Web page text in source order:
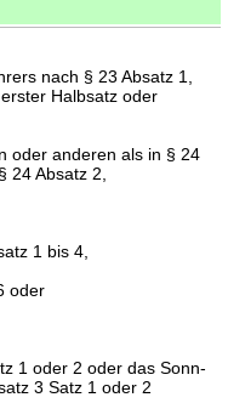
nach § 23 Absatz 1,
Halbsatz oder
oder anderen als in § 24
24 Absatz 2,
1 bis 4,
oder
1 oder 2 oder das Sonn-
3 Satz 1 oder 2